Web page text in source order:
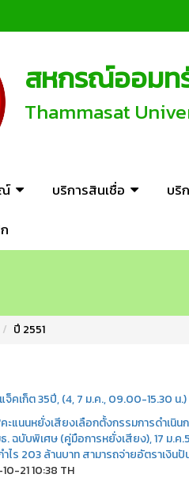
สหกรณ์ออมท
Thammasat
บริการสินเชื่อ บริ
ปี 2551
คเก็ต 35ปี, (4, 7 ม.ค., 09.00-15.30 น.)
ะแนนหยั่งเสียงเลือกตั้งกรรมการดำเนินก
ฉบับพิเศษ (คู่มือการหยั่งเสียง), 17 ม.ค
ไร 203 ล้านบาท สามารถจ่ายอัตราเงิน
21 10:38 TH